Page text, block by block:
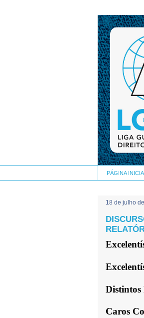
PÁGINA
18 de julho
Distintos
Caros